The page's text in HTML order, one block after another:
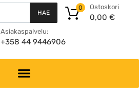
HAE
Ostoskori
0,00 €
0
Asiakaspalvelu:
+358 44 9446906